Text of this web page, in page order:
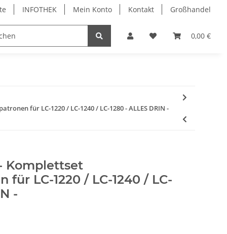
INFOTHEK Mein Konto Kontakt Großhandel
0,00 €
PVC Kartendrucker & Zubehör TiDis
für LC-1220 / LC-1240 / LC-1280 - ALLES DRIN -
Komplettset
für LC-1220 / LC-1240 / LC-
-